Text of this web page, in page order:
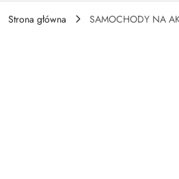
Strona główna SAMOCHODY NA